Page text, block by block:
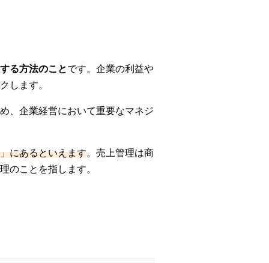
る方法のことです。企業の利益や
します。
、企業経営において重要なマネジ
にあるといえます。売上管理は商
のことを指します。